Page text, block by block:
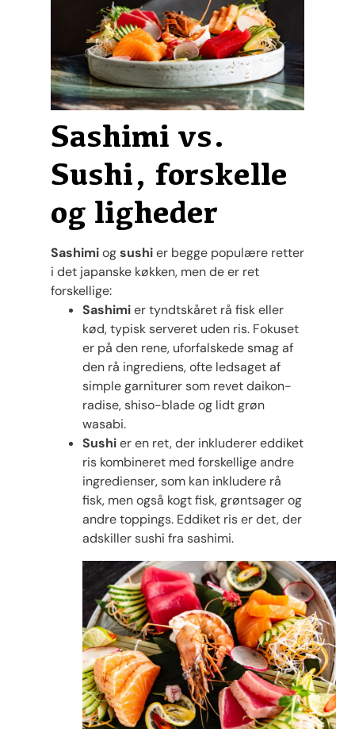
Sashimi vs.
Sushi, forskelle
og ligheder
Sashimiogsushier begge populære retter
i det japanske køkken, men de er ret
forskellige:
Sashimier tyndtskåret rå fisk eller
kød, typisk serveret uden ris. Fokuset
er på den rene, uforfalskede smag af
den rå ingrediens, ofte ledsaget af
simple garniturer som revet daikon-
radise, shiso-blade og lidt grøn
wasabi.
Sushier en ret, der inkluderer eddiket
ris kombineret med forskellige andre
ingredienser, som kan inkludere rå
fisk, men også kogt fisk, grøntsager og
andre toppings. Eddiket ris er det, der
adskiller sushi fra sashimi.